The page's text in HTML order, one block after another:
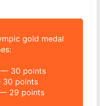
gold medal
— 30 points
30 points
29 points